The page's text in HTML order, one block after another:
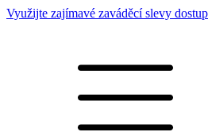
Využijte zajímavé zaváděcí slevy